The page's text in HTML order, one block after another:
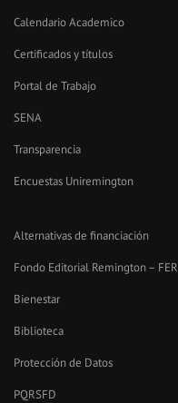
Calendario Academico
Certificados y títulos
Portal de Trabajo
SENA
Transparencia
Encuestas Uniremington
Alternativas de financiación
Fondo Editorial Remington – FER
Bienestar
Biblioteca
Protección de Datos
PQRSFD